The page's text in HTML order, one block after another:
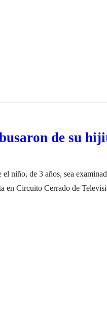
de su
niño, de 3 años, sea
en Circuito Cerrado de